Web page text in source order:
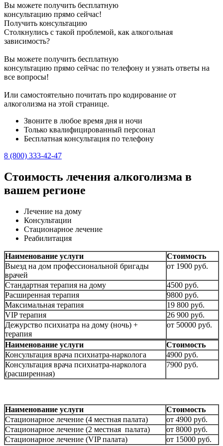
Вы можете получить бесплатную
консультацию прямо сейчас!
Получить консультацию
Столкнулись с такой проблемой, как алкогольная
зависимость?
Вы можете получить бесплатную
консультацию прямо сейчас по телефону и узнать ответы на
все вопросы!
Или самостоятельно почитать про кодирование от
алкоголизма на этой странице.
Звоните в любое время дня и ночи
Только квалифицированный персонал
Бесплатная консультация по телефону
8 (800) 333-42-47
Стоимость лечения алкоголизма в
вашем регионе
Лечение на дому
Консультации
Стационарное лечение
Реабилитация
Наименование услуги
Стоимость
Выезд на дом профессиональной бригады
врачей
от 1900 руб.
Стандартная терапия на дому
4500 руб.
Расширенная терапия
9800 руб.
Максимальная терапия
19 800 руб.
VIP терапия
26 900 руб.
Дежурство психиатра на дому (ночь) +
терапия
от 50000 руб.
Наименование услуги
Стоимость
Консультация врача психиатра-нарколога
4900 руб.
Консультация врача психиатра-нарколога
(расширенная)
7900 руб.
Наименование услуги
Стоимость
Стационарное лечение (4 местная палата)
от 4900 руб.
Стационарное лечение (2 местная палата)
от 8000 руб.
Стационарное лечение (VIP палата)
от 15000 руб.